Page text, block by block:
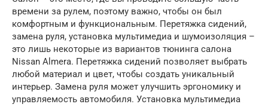
времени за рулем, поэтому важно, чтобы он был
комфортным и функциональным. Перетяжка сидений,
замена руля, установка мультимедиа и шумоизоляция –
это лишь некоторые из вариантов тюнинга салона
Nissan Almera. Перетяжка сидений позволяет выбрать
любой материал и цвет, чтобы создать уникальный
интерьер. Замена руля может улучшить эргономику и
управляемость автомобиля. Установка мультимедиа